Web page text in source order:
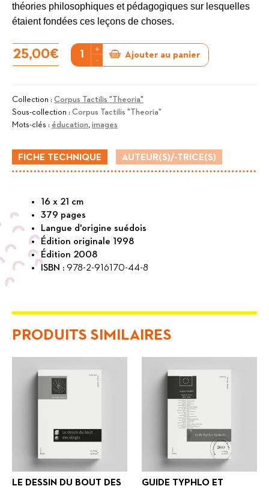
théories philosophiques et pédagogiques sur lesquelles
étaient fondées ces leçons de choses.
25,00€
quantité
de
tactiles
:
représentations
picturales
pour
1784-
1940
+
-
Ajouter au panier
Collection : Corpus Tactilis "Theoria"
Sous-collection : Corpus Tactilis "Theoria"
Mots-clés : éducation images
FICHE TECHNIQUE AUTEUR(S)/-TRICE(S)
16 x 21 cm
379 pages
Langue d'origine suédois
Édition originale 1998
Édition 2008
ISBN : 978-2-916170-44-8
PRODUITS SIMILAIRES
LE DESSIN DU BOUT DES
GUIDE TYPHLO ET